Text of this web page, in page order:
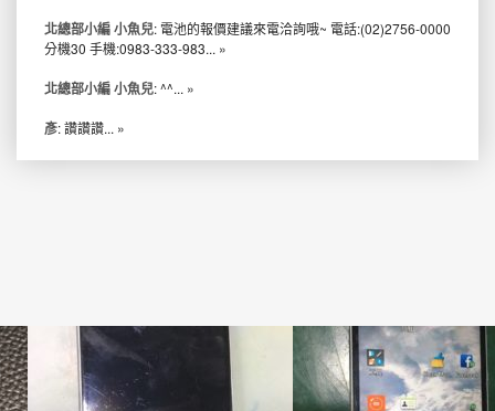
北總部小編 小魚兒: 電池的報價建議來電洽詢哦~ 電話:(02)2756-0000
分機30 手機:0983-333-983... »
北總部小編 小魚兒: ^^... »
彥: 讚讚讚... »